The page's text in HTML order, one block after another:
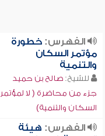
الفهرس:خطورة
مؤتمر السكان
والتنمية
للشيخ:صالح بن حميد
جزء من محاضرة ( لا لمؤتمر
السكان والتنمية)
الفهرس: هيئة